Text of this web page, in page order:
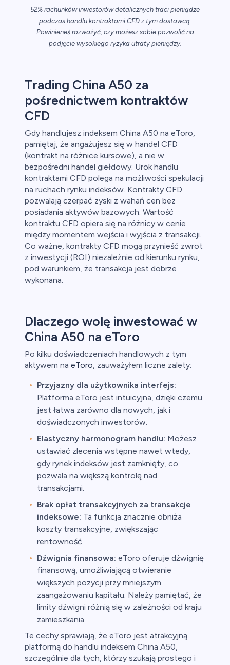
52% rachunków inwestorów detalicznych traci pieniądze
podczas handlu kontraktami CFD z tym dostawcą.
Powinieneś rozważyć, czy możesz sobie pozwolić na
podjęcie wysokiego ryzyka utraty pieniędzy.
Trading China A50 za
pośrednictwem kontraktów
CFD
Gdy handlujesz indeksem China A50 na eToro,
pamiętaj, że angażujesz się w handel CFD
(kontrakt na różnice kursowe), a nie w
bezpośredni handel giełdowy. Urok handlu
kontraktami CFD polega na możliwości spekulacji
na ruchach rynku indeksów. Kontrakty CFD
pozwalają czerpać zyski z wahań cen bez
posiadania aktywów bazowych. Wartość
kontraktu CFD opiera się na różnicy w cenie
między momentem wejścia i wyjścia z transakcji.
Co ważne, kontrakty CFD mogą przynieść zwrot
z inwestycji (ROI) niezależnie od kierunku rynku,
pod warunkiem, że transakcja jest dobrze
wykonana.
Dlaczego wolę inwestować w
China A50 na eToro
Po kilku doświadczeniach handlowych z tym
aktywem na eToro, zauważyłem liczne zalety:
Przyjazny dla użytkownika interfejs:
Platforma eToro jest intuicyjna, dzięki czemu
jest łatwa zarówno dla nowych, jak i
doświadczonych inwestorów.
Elastyczny harmonogram handlu: Możesz
ustawiać zlecenia wstępne nawet wtedy,
gdy rynek indeksów jest zamknięty, co
pozwala na większą kontrolę nad
transakcjami.
Brak opłat transakcyjnych za transakcje
indeksowe: Ta funkcja znacznie obniża
koszty transakcyjne, zwiększając
rentowność.
Dźwignia finansowa: eToro oferuje dźwignię
finansową, umożliwiającą otwieranie
większych pozycji przy mniejszym
zaangażowaniu kapitału. Należy pamiętać, że
limity dźwigni różnią się w zależności od kraju
zamieszkania.
Te cechy sprawiają, że eToro jest atrakcyjną
platformą do handlu indeksem China A50,
szczególnie dla tych, którzy szukają prostego i